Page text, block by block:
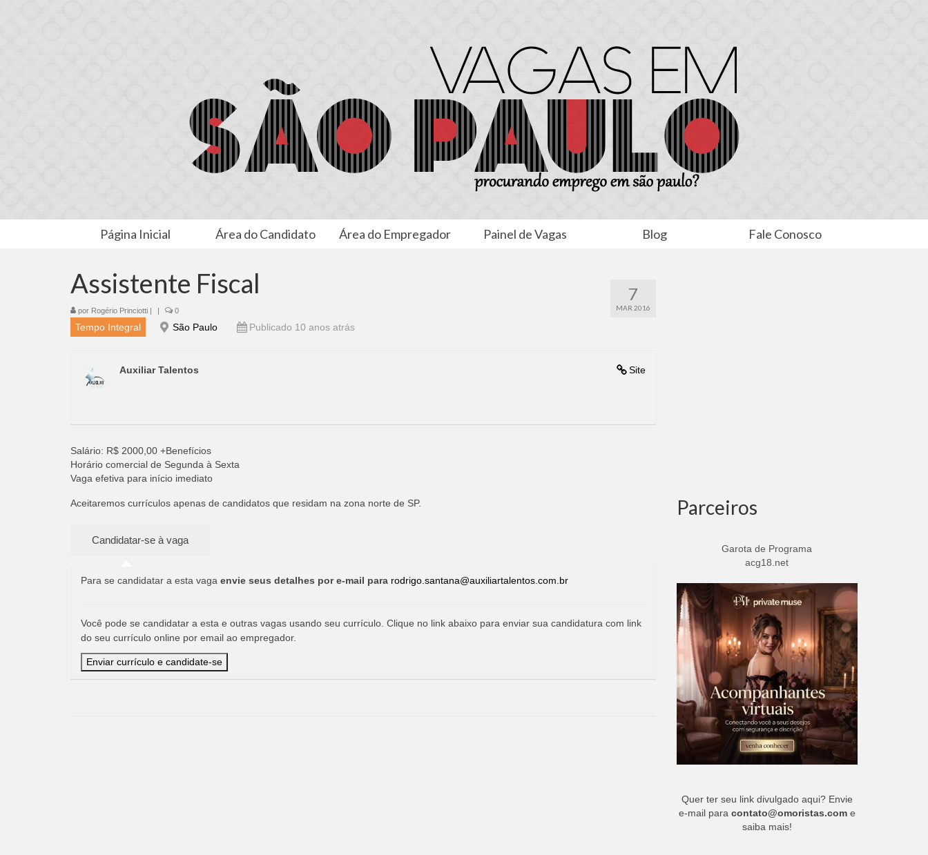
Página Inicial Área do Candidato Área do Empregador Painel de Vagas Blog Fale Conosco
7
MAR 2016
Assistente Fiscal
por Rogério Princiotti | | 0
Tempo Integral São Paulo Publicado 10 anos atrás
Site
Auxiliar Talentos
Salário: R$ 2000,00 +Benefícios
Horário comercial de Segunda à Sexta
Vaga efetiva para início imediato
Aceitaremos currículos apenas de candidatos que residam na zona norte de SP.
Para se candidatar a esta vaga envie seus detalhes por e-mail para rodrigo.santana@auxiliartalentos.com.br
Você pode se candidatar a esta e outras vagas usando seu currículo. Clique no link abaixo para enviar sua candidatura com link
do seu currículo online por email ao empregador.
Parceiros
Garota de Programa
acg18.net
Quer ter seu link divulgado aqui? Envie
e-mail para contato@omoristas.come
saiba mais!